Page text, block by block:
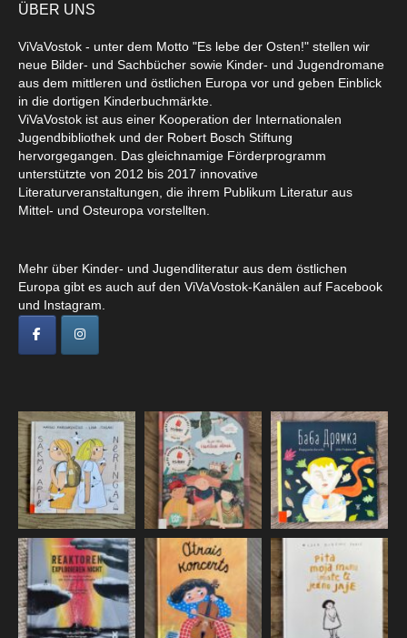
ÜBER UNS
ViVaVostok - unter dem Motto "Es lebe der Osten!" stellen wir
neue Bilder- und Sachbücher sowie Kinder- und Jugendromane
aus dem mittleren und östlichen Europa vor und geben Einblick
in die dortigen Kinderbuchmärkte.
ViVaVostok ist aus einer Kooperation der Internationalen
Jugendbibliothek und der Robert Bosch Stiftung
hervorgegangen. Das gleichnamige Förderprogramm
unterstützte von 2012 bis 2017 innovative
Literaturveranstaltungen, die ihrem Publikum Literatur aus
Mittel- und Osteuropa vorstellten.
Mehr über Kinder- und Jugendliteratur aus dem östlichen
Europa gibt es auch auf den ViVaVostok-Kanälen auf Facebook
und Instagram.